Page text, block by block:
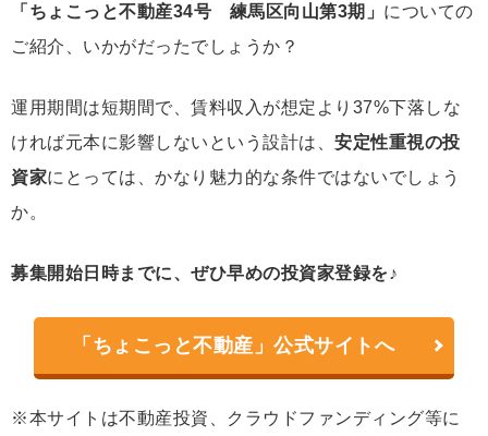
「ちょこっと不動産34号 練馬区向山第3期」 についての
ご紹介、いかがだったでしょうか？
運用期間は短期間で、賃料収入が想定より37%下落しな
ければ元本に影響しないという設計は、 安定性重視の投
資家にとっては、かなり魅力的な条件ではないでしょう
か。
募集開始日時までに、ぜひ早めの投資家登録を♪
「ちょこっと不動産」公式サイトへ
※本サイトは不動産投資、クラウドファンディング等に